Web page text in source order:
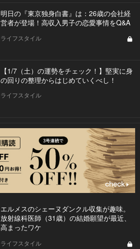
明日の『東京独身白書』は：26歳の会社経
営者が登場！高収入男子の恋愛事情をQ&A
ライフスタイル
【1/7（土）の運勢をチェック！】堅実に身
の回りの整理からはじめていくべし！
ライフスタイル
エルメスのシェーヌダンクル収集が趣味。
放射線科医師（31歳）の結婚願望が最近、
高まったワケ
ライフスタイル